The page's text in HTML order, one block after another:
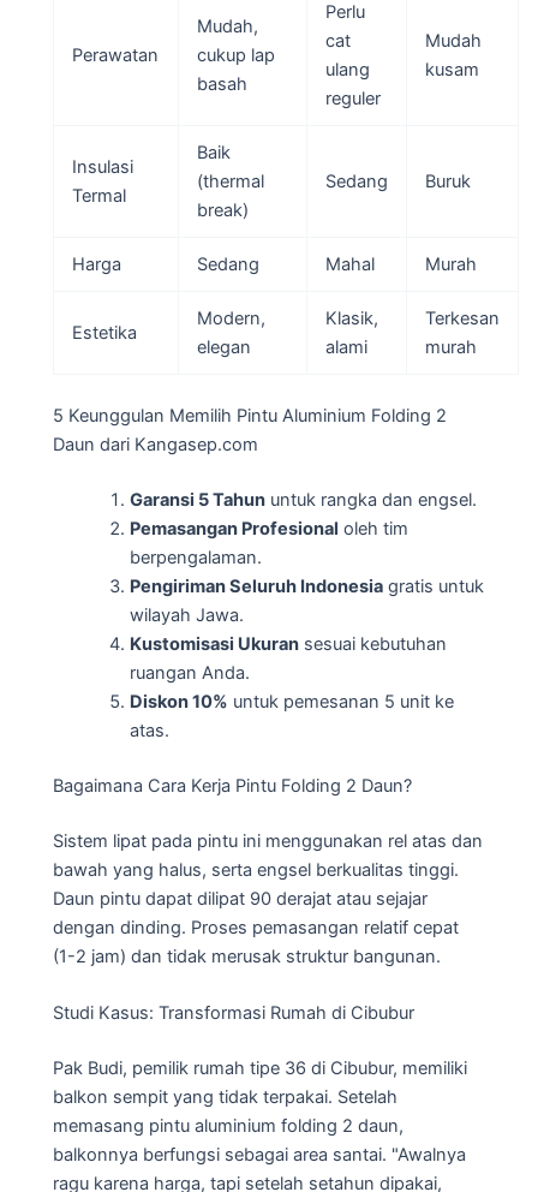
Perawatan
Mudah,
cukup lap
basah
Perlu
cat
ulang
reguler
Mudah
kusam
Insulasi
Termal
Baik
(thermal
break)
Sedang Buruk
Harga Sedang Mahal Murah
Estetika
Modern,
elegan
Klasik,
alami
Terkesan
murah
5 Keunggulan Memilih Pintu Aluminium Folding 2
Daun dari Kangasep.com
Garansi 5 Tahununtuk rangka dan engsel.
Pemasangan Profesional oleh tim
berpengalaman.
Pengiriman Seluruh Indonesiagratis untuk
wilayah Jawa.
Kustomisasi Ukuransesuai kebutuhan
ruangan Anda.
Diskon 10% untuk pemesanan 5 unit ke
atas.
Bagaimana Cara Kerja Pintu Folding 2 Daun?
Sistem lipat pada pintu ini menggunakan rel atas dan
bawah yang halus, serta engsel berkualitas tinggi.
Daun pintu dapat dilipat 90 derajat atau sejajar
dengan dinding. Proses pemasangan relatif cepat
(1-2 jam) dan tidak merusak struktur bangunan.
Studi Kasus: Transformasi Rumah di Cibubur
Pak Budi, pemilik rumah tipe 36 di Cibubur, memiliki
balkon sempit yang tidak terpakai. Setelah
memasang pintu aluminium folding 2 daun,
balkonnya berfungsi sebagai area santai. "Awalnya
ragu karena harga, tapi setelah setahun dipakai,